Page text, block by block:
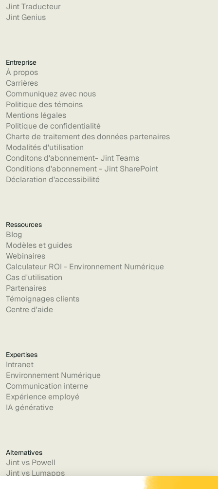
Jint Traducteur
Jint Genius
Entreprise
À propos
Carrières
Communiquez avec nous
Politique des témoins
Mentions légales
Politique de confidentialité
Charte de traitement des données partenaires
Modalités d'utilisation
Conditons d'abonnement- Jint Teams
Conditions d'abonnement - Jint SharePoint
Déclaration d'accessibilité
Ressources
Blog
Modèles et guides
Webinaires
Calculateur ROI - Environnement Numérique
Cas d'utilisation
Partenaires
Témoignages clients
Centre d'aide
Expertises
Intranet
Environnement Numérique
Communication interne
Expérience employé
IA générative
Alternatives
Jint vs Powell
Jint vs Lumapps